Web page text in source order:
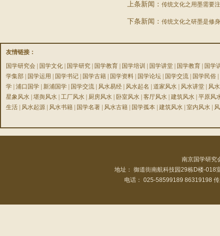
上条新闻： 传统文化之用墨需要
下条新闻： 传统文化之研墨是修
友情链接：
国学研究会
国学文化 国学研究 国学教育 国学培训 国学讲堂 国学教育
国学
学集部
国学运用 国学书记 国学古籍 国学资料 国学论坛 国学交流 国学民俗
学 浦口国学 新浦国学 国学交流 风水易经 风水起名 道家风水 风水讲堂
风
星象风水 堪舆风水 工厂风水 厨房风水 卧室风水 客厅风水 建筑风水 平原风
生活
风水起源 风水书籍 国学名著 风水古籍 国学孤本 建筑风水 室内风水
南京国学研究
地址： 御道街南航科技园29栋D楼-018
电话： 025-58599189 86319198